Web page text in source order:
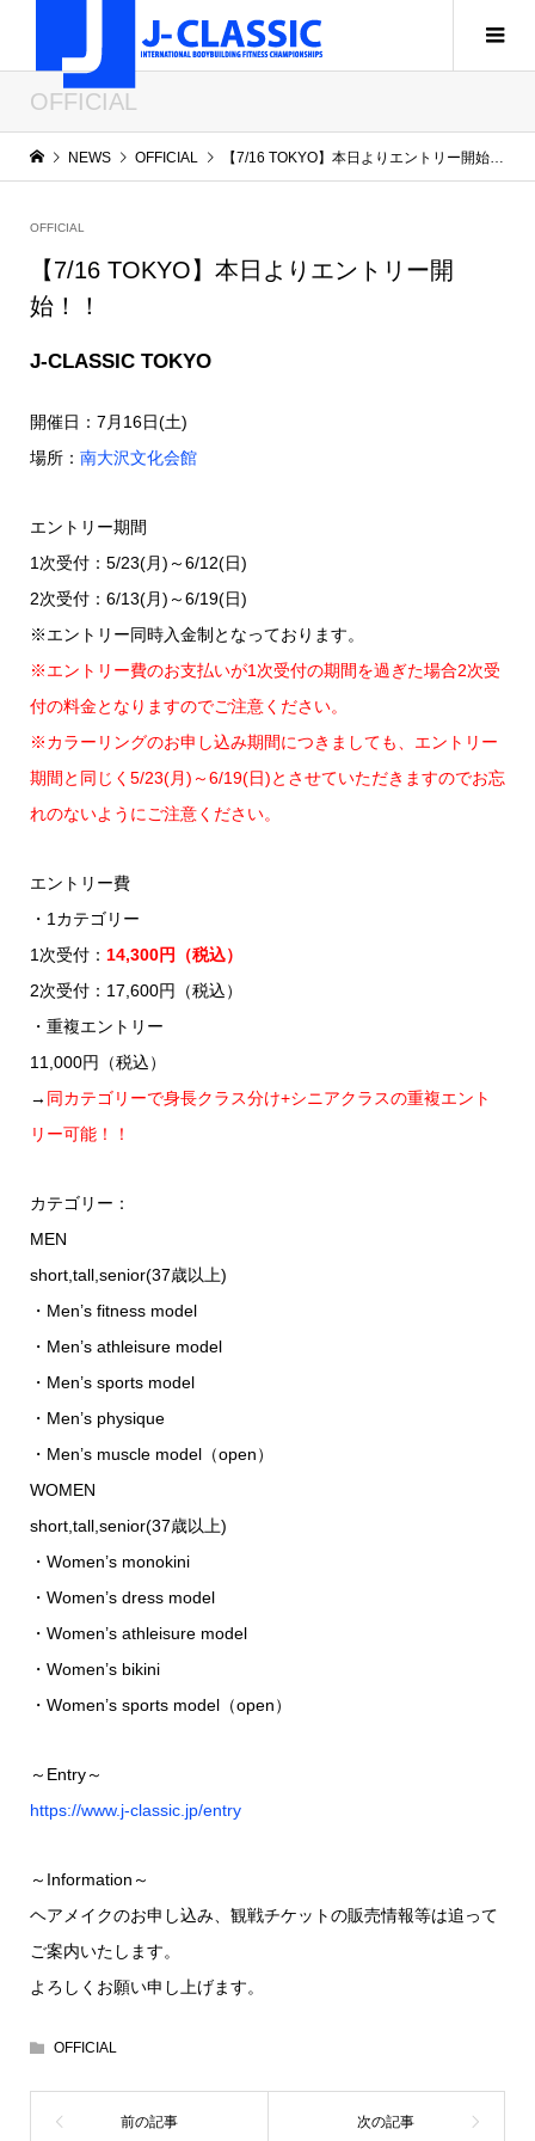
OFFICIAL
NEWS OFFICIAL 【7/16 TOKYO】本日よりエントリー開始！！
OFFICIAL
【7/16 TOKYO】本日よりエントリー開
始！！
J-CLASSIC TOKYO
開催日：7月16日(土)
場所： 南大沢文化会館
エントリー期間
1次受付：5/23(月)～6/12(日)
2次受付：6/13(月)～6/19(日)
※エントリー同時入金制となっております。
※エントリー費のお支払いが1次受付の期間を過ぎた場合2次受
付の料金となりますのでご注意ください。
※カラーリングのお申し込み期間につきましても、エントリー
期間と同じく5/23(月)～6/19(日)とさせていただきますのでお忘
れのないようにご注意ください。
エントリー費
・1カテゴリー
1次受付： 14,300円（税込）
2次受付：17,600円（税込）
・重複エントリー
11,000円（税込）
→ 同カテゴリーで身長クラス分け+シニアクラスの重複エント
リー可能！！
カテゴリー：
MEN
short,tall,senior(37歳以上)
・Men’s fitness model
・Men’s athleisure model
・Men’s sports model
・Men’s physique
・Men’s muscle model（open）
WOMEN
short,tall,senior(37歳以上)
・Women’s monokini
・Women’s dress model
・Women’s athleisure model
・Women’s bikini
・Women’s sports model（open）
～Entry～
https://www.j-classic.jp/entry
～Information～
ヘアメイクのお申し込み、観戦チケットの販売情報等は追って
ご案内いたします。
よろしくお願い申し上げます。
OFFICIAL